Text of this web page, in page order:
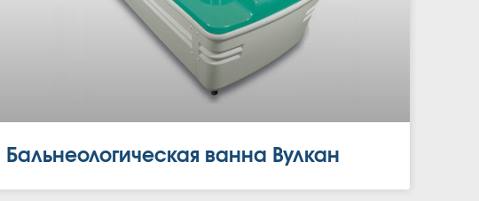
Бальнеологическая ванна Вулкан